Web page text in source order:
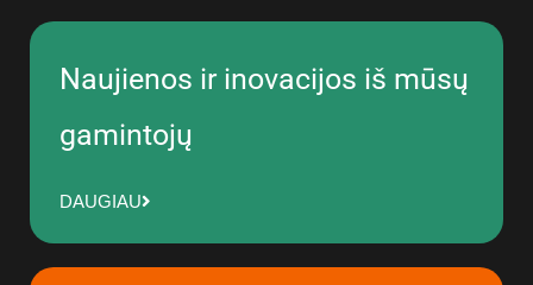
Naujienos ir inovacijos iš mūsų
gamintojų
DAUGIAU